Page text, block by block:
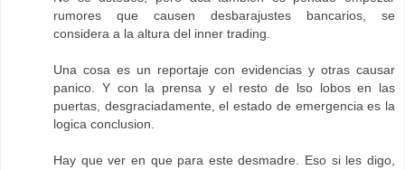
rumores que causen desbarajustes bancarios, se
considera a la altura del inner trading.
Una cosa es un reportaje con evidencias y otras causar
panico. Y con la prensa y el resto de lso lobos en las
puertas, desgraciadamente, el estado de emergencia es la
logica conclusion.
Hay que ver en que para este desmadre. Eso si les digo,